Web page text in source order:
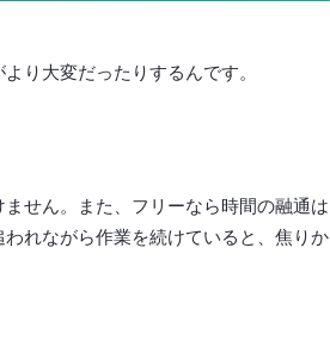
り大変だったりするんです。
せん。また、フリーなら時間の融通は
れながら作業を続けていると、焦りか